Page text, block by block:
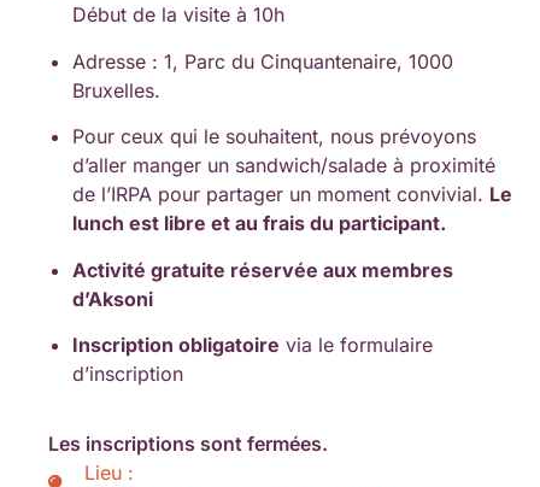
Début de la visite à 10h
Adresse : 1, Parc du Cinquantenaire, 1000
Bruxelles.
Pour ceux qui le souhaitent, nous prévoyons
d’aller manger un sandwich/salade à proximité
de l’IRPA pour partager un moment convivial. Le
lunch est libre et au frais du participant.
Activité gratuite réservée aux membres
d’Aksoni
Inscription obligatoire via le formulaire
d’inscription
Les inscriptions sont fermées.
Lieu :